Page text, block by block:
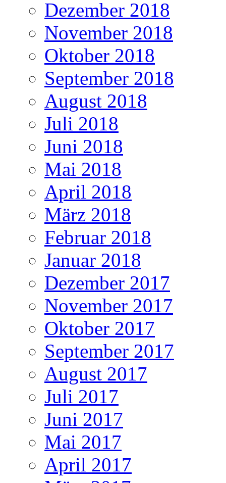
Dezember 2018
November 2018
Oktober 2018
September 2018
August 2018
Juli 2018
Juni 2018
Mai 2018
April 2018
März 2018
Februar 2018
Januar 2018
Dezember 2017
November 2017
Oktober 2017
September 2017
August 2017
Juli 2017
Juni 2017
Mai 2017
April 2017